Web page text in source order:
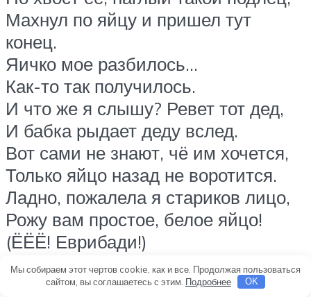
Махнул по яйцу и пришел тут
конец.
Яичко мое разбилось…
Как-то так получилось.
И что же я слышу? Ревет тот дед,
И бабка рыдает деду вслед.
Вот сами не знают, чё им хочется,
Только яйцо назад не воротится.
Ладно, пожалела я стариков лицо,
Рожу вам простое, белое яйцо!
(ЁЁЁ! Еврибади!)
Во время своих выступлений, герои
Мы собираем этот чертов cookie, как и все. Продолжая пользоваться
сайтом, вы соглашаетесь с этим. Подробнее OK